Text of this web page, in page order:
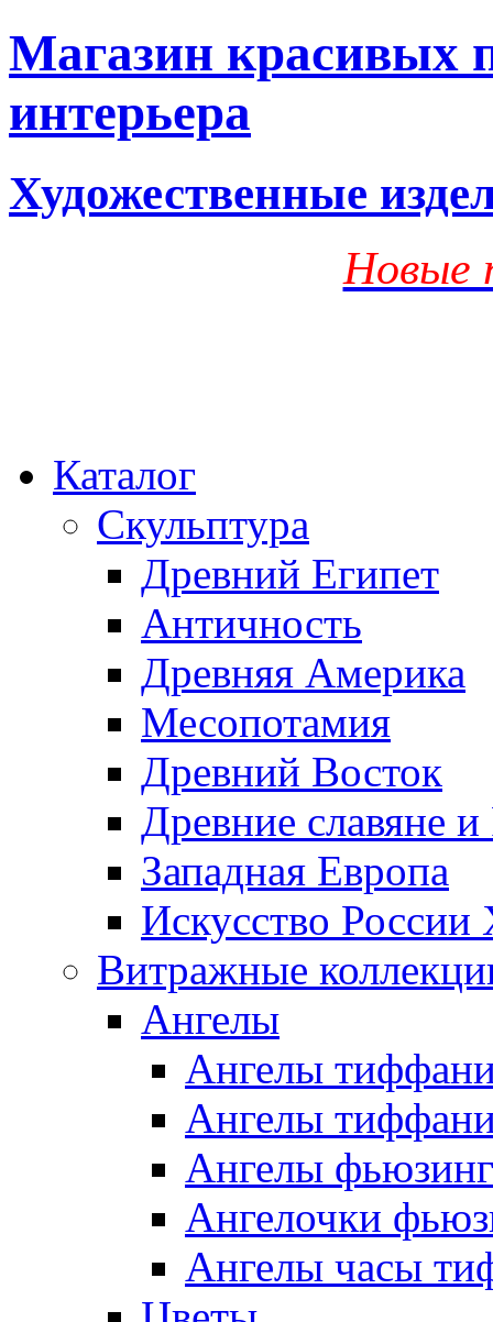
Магазин красивых
интерьера
Художественные
Новые
Каталог
Скульптура
Древний Египет
Античность
Древняя Америка
Месопотамия
Древний Восток
Древние славяне и
Западная Европа
Искусство
Витражные
Ангелы
Ангелы
Ангелы
Ангелы фьюзинг
Ангелочки
Ангелы часы